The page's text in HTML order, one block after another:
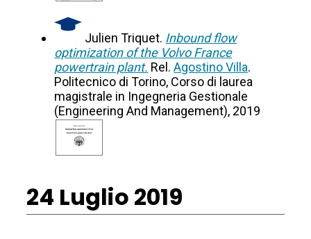
Julien Triquet. Inbound flow
optimization of the Volvo France
powertrain plant. Rel.Agostino Villa.
Politecnico di Torino, Corso di laurea
magistrale in Ingegneria Gestionale
(Engineering And Management), 2019
24 Luglio 2019